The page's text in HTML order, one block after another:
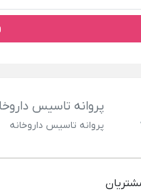
پروانه تاسیس
پروانه تاسیس داروخانه